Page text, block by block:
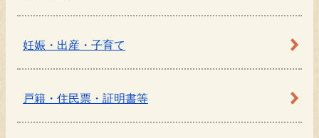
妊娠・出産・子育て
戸籍・住民票・証明書等